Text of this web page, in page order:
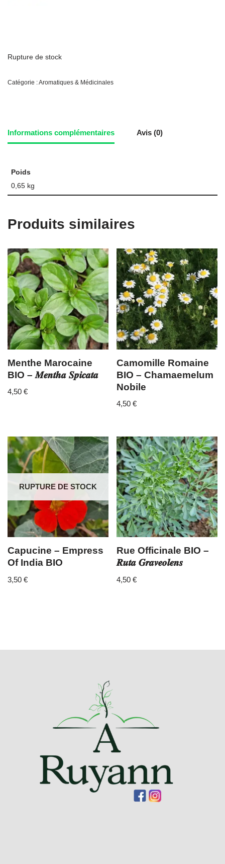
Rupture de stock
Catégorie :Aromatiques & Médicinales
Informations complémentaires Avis (0)
Poids
0,65 kg
Produits similaires
Menthe Marocaine
BIO – 𝑴𝒆𝒏𝒕𝒉𝒂 𝑺𝒑𝒊𝒄𝒂𝒕𝒂
4,50 €
Camomille Romaine
BIO – Chamaemelum
Nobile
4,50€
RUPTURE DE STOCK
Capucine – Empress
Of India BIO
3,50 €
Rue Officinale BIO –
𝑹𝒖𝒕𝒂 𝑮𝒓𝒂𝒗𝒆𝒐𝒍𝒆𝒏𝒔
4,50€